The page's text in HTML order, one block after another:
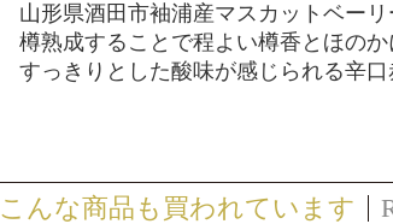
山形県酒田市袖浦産マスカットベーリ
樽熟成することで程よい樽香とほのか
すっきりとした酸味が感じられる辛口
こんな商品も買われています